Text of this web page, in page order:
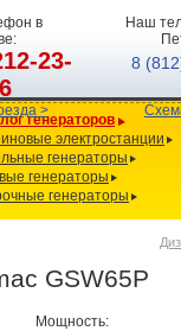
в
23-
>
Наш
8
генераторов
электростанции
генераторы
генераторы
генераторы
GSW65P
Мощность: